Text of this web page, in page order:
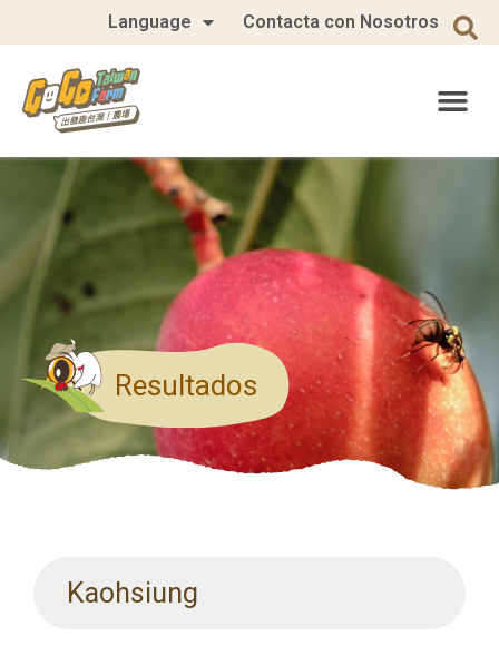
Language Contacta con Nosotros
Resultados
Kaohsiung